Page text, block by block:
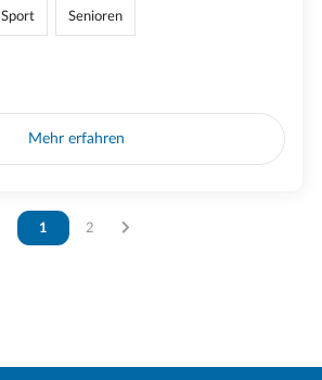
Sport Senioren
Mehr erfahren
Vous êtes sur la page
1 Vous êtes sur la page
2